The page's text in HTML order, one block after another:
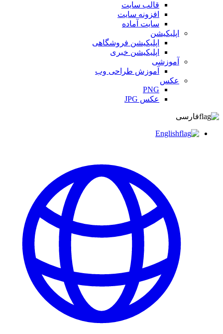
قالب سایت
افزونه سایت
سایت آماده
اپلیکیشن
اپلیکیشن فروشگاهی
اپلیکیشن خبری
آموزشی
آموزش طراحی وب
عکس
PNG
عکس JPG
فارسی
English